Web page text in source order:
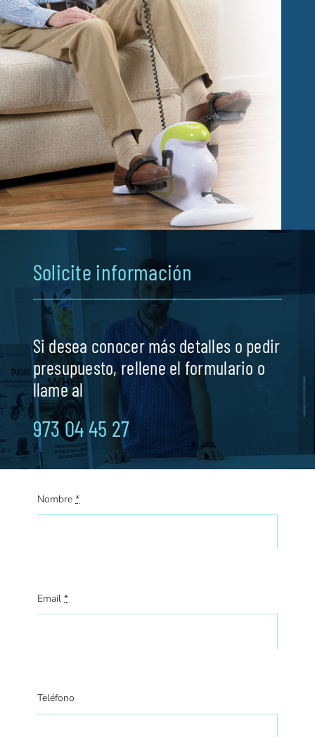
Ortopedia
Solicite información
Si desea conocer más detalles o pedir
presupuesto, rellene el formulario o
llame al
973 04 45 27
Nombre*
Email*
Teléfono